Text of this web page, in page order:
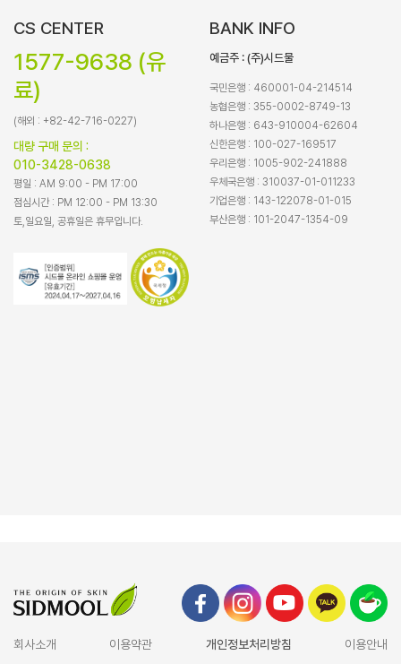
CS CENTER
1577-9638 (유
료)
(해외 : +82-42-716-0227)
대량 구매 문의 :
010-3428-0638
평일 : AM 9:00 - PM 17:00
점심시간 : PM 12:00 - PM 13:30
토,일요일, 공휴일은 휴무입니다.
BANK INFO
예금주 : (주)시드물
국민은행 : 460001-04-214514
농협은행 : 355-0002-8749-13
하나은행 : 643-910004-62604
신한은행 : 100-027-169517
우리은행 : 1005-902-241888
우체국은행 : 310037-01-011233
기업은행 : 143-122078-01-015
부산은행 : 101-2047-1354-09
회사소개 이용약관 개인정보처리방침
이용안내